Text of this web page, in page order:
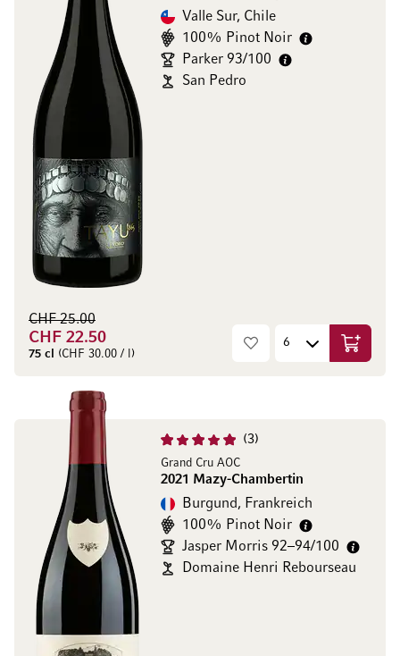
Valle Sur, Chile
100% Pinot Noir
Parker 93/100
San Pedro
CHF 22.50
CHF 25.00
75 cl (CHF 30.00 / l) In den
3
Grand Cru AOC
2021 Mazy-Chambertin
Burgund, Frankreich
100% Pinot Noir
Jasper Morris 92–94/100
Domaine Henri Rebourseau